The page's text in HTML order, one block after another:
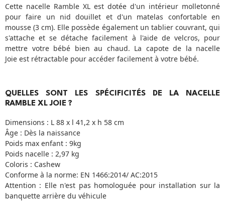
Cette nacelle Ramble XL est dotée d'un intérieur molletonné
pour faire un nid douillet et d'un matelas confortable en
mousse (3 cm). Elle possède également un tablier couvrant, qui
s'attache et se détache facilement à l'aide de velcros, pour
mettre votre bébé bien au chaud. La capote de la nacelle
Joie est rétractable pour accéder facilement à votre bébé.
QUELLES SONT LES SPÉCIFICITÉS DE LA NACELLE
RAMBLE XL JOIE ?
Dimensions : L 88 x l 41,2 x h 58 cm
Âge : Dès la naissance
Poids max enfant : 9kg
Poids nacelle : 2,97 kg
Coloris : Cashew
Conforme à la norme: EN 1466:2014/ AC:2015
Attention : Elle n'est pas homologuée pour installation sur la
banquette arrière du véhicule